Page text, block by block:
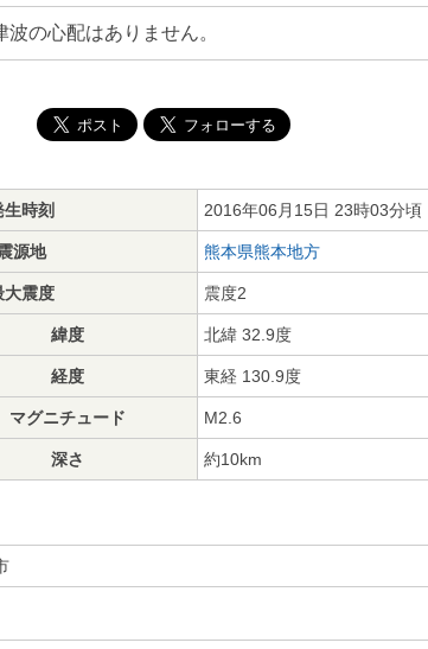
波の心配はありません。
生時刻 2016年06月15日 23時03分頃
源地 熊本県熊本地方
大震度 震度2
緯度 北緯 32.9度
経度 東経 130.9度
マグニチュード M2.6
深さ 約10km